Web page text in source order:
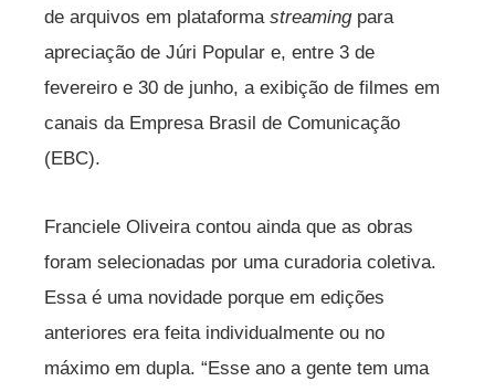
de arquivos em plataforma streaming para
apreciação de Júri Popular e, entre 3 de
fevereiro e 30 de junho, a exibição de filmes em
canais da Empresa Brasil de Comunicação
(EBC).
Franciele Oliveira contou ainda que as obras
foram selecionadas por uma curadoria coletiva.
Essa é uma novidade porque em edições
anteriores era feita individualmente ou no
máximo em dupla. “Esse ano a gente tem uma